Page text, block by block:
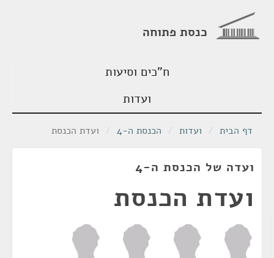
כנסת פתוחה
ח"כים וסיעות
ועדות
דף הבית / ועדות / הכנסת ה-4 / ועדת הכנסת
ועדה של הכנסת ה-4
ועדת הכנסת